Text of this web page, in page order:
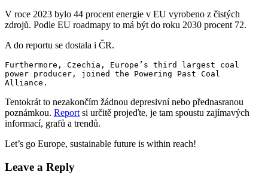
V roce 2023 bylo 44 procent energie v EU vyrobeno z čistých
zdrojů. Podle EU roadmapy to má být do roku 2030 procent 72.
A do reportu se dostala i ČR.
Furthermore, Czechia, Europe’s third largest coal
power producer, joined the Powering Past Coal
Alliance.
Tentokrát to nezakončím žádnou depresivní nebo přednasranou
poznámkou. Report si určitě projeďte, je tam spoustu zajímavých
informací, grafů a trendů.
Let’s go Europe, sustainable future is within reach!
Leave a Reply